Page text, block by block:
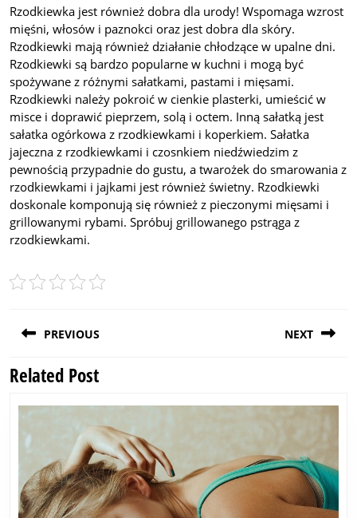
Rzodkiewka jest również dobra dla urody! Wspomaga wzrost
mięśni, włosów i paznokci oraz jest dobra dla skóry.
Rzodkiewki mają również działanie chłodzące w upalne dni.
Rzodkiewki są bardzo popularne w kuchni i mogą być
spożywane z różnymi sałatkami, pastami i mięsami.
Rzodkiewki należy pokroić w cienkie plasterki, umieścić w
misce i doprawić pieprzem, solą i octem. Inną sałatką jest
sałatka ogórkowa z rzodkiewkami i koperkiem. Sałatka
jajeczna z rzodkiewkami i czosnkiem niedźwiedzim z
pewnością przypadnie do gustu, a twarożek do smarowania z
rzodkiewkami i jajkami jest również świetny. Rzodkiewki
doskonale komponują się również z pieczonymi mięsami i
grillowanymi rybami. Spróbuj grillowanego pstrąga z
rzodkiewkami.
navigation
PREVIOUS
Previous
NEXT
Related Post